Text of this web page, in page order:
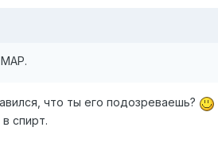
что ты его подозреваешь?
спирт.